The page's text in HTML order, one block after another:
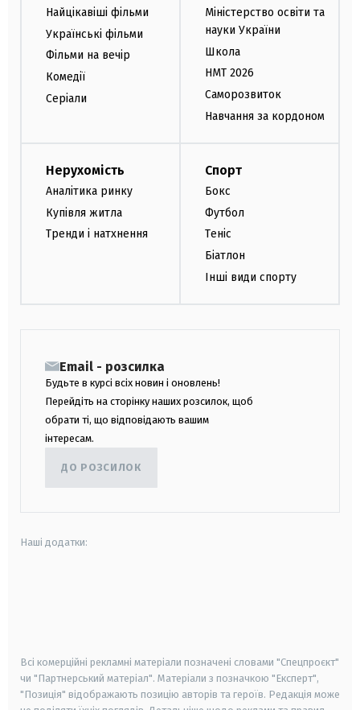
Найцікавіші фільми
Українські фільми
Фільми на вечір
Комедії
Серіали
Міністерство освіти та
науки України
Школа
НМТ 2026
Саморозвиток
Навчання за кордоном
Нерухомість
Аналітика ринку
Купівля житла
Тренди і натхнення
Спорт
Бокс
Футбол
Теніс
Біатлон
Інші види спорту
Email - розсилка
Будьте в курсі всіх новин і оновлень!
Перейдіть на сторінку наших розсилок, щоб
обрати ті, що відповідають вашим
інтересам.
ДО РОЗСИЛОК
Наші додатки:
Всі комерційні рекламні матеріали позначені словами "Спецпроєкт"
чи "Партнерський матеріал". Матеріали з позначкою "Експерт",
"Позиція" відображають позицію авторів та героїв. Редакція може